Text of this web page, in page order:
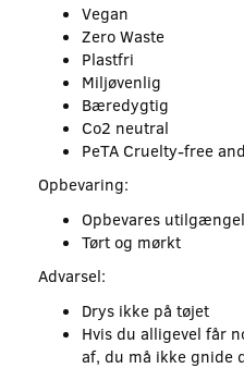
Vegan
Zero Waste
Plastfri
Miljøvenlig
Bæredygtig
Co2 neutral
PeTA Cruelty-free
Opbevaring:
Opbevares
Tørt og mørkt
Advarsel:
Drys ikke på tøjet
Hvis du alligevel får
af, du må ikke gnide